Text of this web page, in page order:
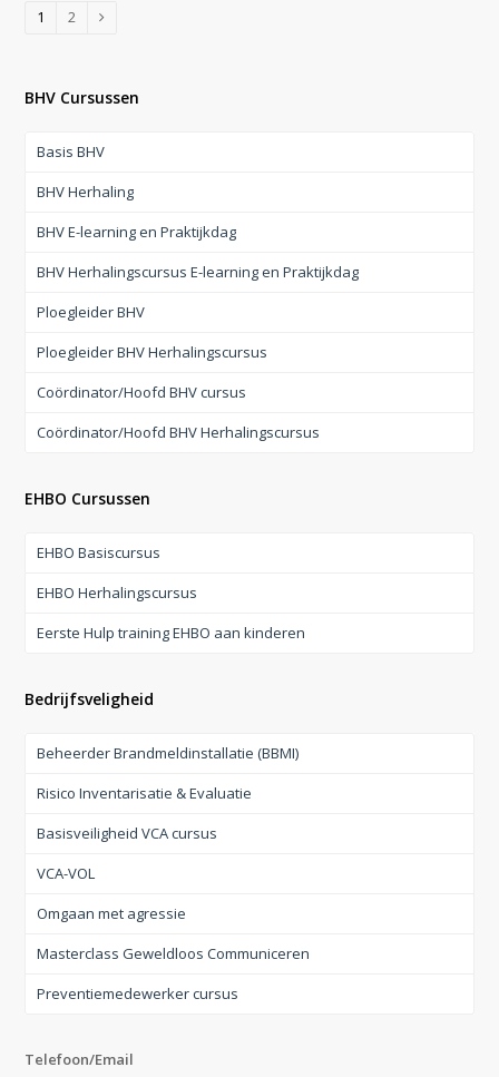
1 2
BHV Cursussen
Basis BHV
BHV Herhaling
BHV E-learning en Praktijkdag
BHV Herhalingscursus E-learning en Praktijkdag
Ploegleider BHV
Ploegleider BHV Herhalingscursus
Coördinator/Hoofd BHV cursus
Coördinator/Hoofd BHV Herhalingscursus
EHBO Cursussen
EHBO Basiscursus
EHBO Herhalingscursus
Eerste Hulp training EHBO aan kinderen
Bedrijfsveligheid
Beheerder Brandmeldinstallatie (BBMI)
Risico Inventarisatie & Evaluatie
Basisveiligheid VCA cursus
VCA-VOL
Omgaan met agressie
Masterclass Geweldloos Communiceren
Preventiemedewerker cursus
Telefoon/Email